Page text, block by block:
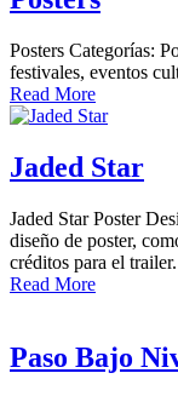
Posters Categorías:
festivales, eventos
Read More
Jaded Star
Jaded Star Poster
diseño de poster,
créditos para el
Read More
Paso Bajo